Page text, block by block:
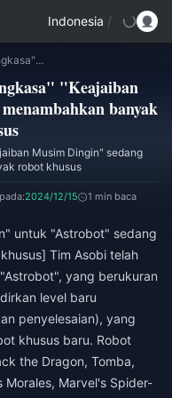
Indonesia /
Pembaruan "Robot Luar Angkasa" "Keajaiban Musim Dingin" sedang online, menambahkan banyak robot khusus
"Keajaiban
banyak
Musim Dingin" sedang
robot khusus
2024/12/15 1 min baca
untuk "Astrobot" sedang
Tim Asobi telah
yang berukuran
level baru
penyelesaian), yang
khusus baru. Robot
the Dragon, Tomba,
Morales, Marvel's Spider-